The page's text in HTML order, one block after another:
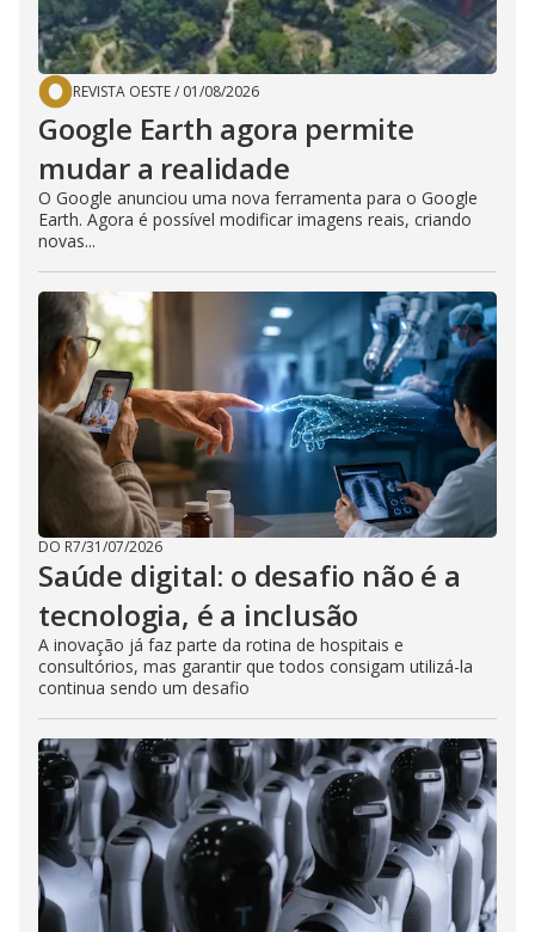
REVISTA OESTE/ 01/08/2026
Google Earth agora permite
mudar a realidade
O Google anunciou uma nova ferramenta para o Google
Earth. Agora é possível modificar imagens reais, criando
novas...
DO R7/31/07/2026
Saúde digital: o desafio não é a
tecnologia, é a inclusão
A inovação já faz parte da rotina de hospitais e
consultórios, mas garantir que todos consigam utilizá-la
continua sendo um desafio